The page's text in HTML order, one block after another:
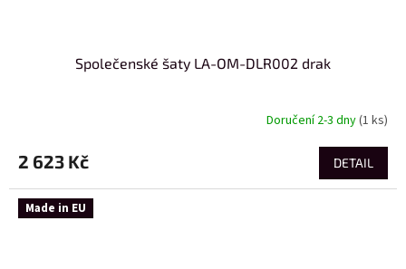
Společenské šaty LA-OM-DLR002 drak
Doručení 2-3 dny(1 ks)
2 623 Kč DETAIL
Made in EU